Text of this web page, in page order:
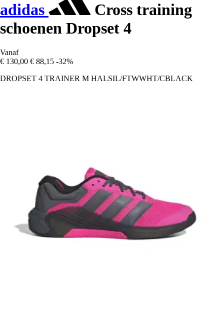
adidas
Cross training
schoenen Dropset 4
Vanaf
€ 130,00 € 88,15 -32%
DROPSET 4 TRAINER M HALSIL/FTWWHT/CBLACK